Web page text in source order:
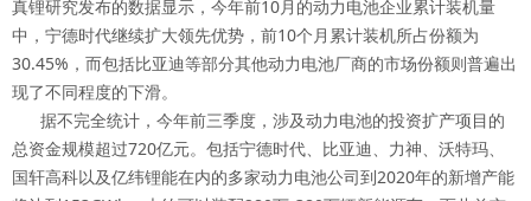
真锂研究发布的数据显示，今年前10月的动力电池企业累计装机量
中，宁德时代继续扩大领先优势，前10个月累计装机所占份额为
30.45%，而包括比亚迪等部分其他动力电池厂商的市场份额则普遍出
现了不同程度的下滑。
据不完全统计，今年前三季度，涉及动力电池的投资扩产项目的
总资金规模超过720亿元。包括宁德时代、比亚迪、力神、沃特玛、
国轩高科以及亿纬锂能在内的多家动力电池公司到2020年的新增产能